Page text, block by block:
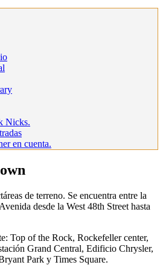
Nicks.
en cuenta.
de terreno. Se encuentra entre la
desde la West 48th Street hasta
Top of the Rock, Rockefeller center,
Grand Central, Edificio Chrysler,
Park y Times Square.